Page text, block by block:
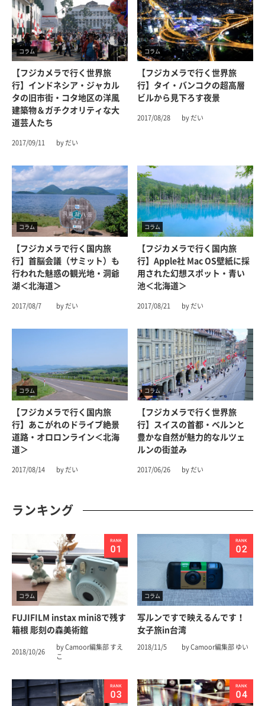
コラム
【フジカメラで行く世界旅
行】インドネシア・ジャカル
タの旧市街・コタ地区の洋風
建築物＆ガチクオリティな大
道芸人たち
2017/09/11 by だい
コラム
【フジカメラで行く世界旅
行】タイ・バンコクの超高層
ビルから見下ろす夜景
2017/08/28 by だい
コラム
【フジカメラで行く国内旅
行】首脳会議（サミット）も
行われた魅惑の観光地・洞爺
湖＜北海道＞
2017/08/7 by だい
コラム
【フジカメラで行く国内旅
行】Apple社 Mac OS壁紙に採
用された幻想スポット・青い
池＜北海道＞
2017/08/21 by だい
コラム
【フジカメラで行く国内旅
行】あこがれのドライブ絶景
道路・オロロンライン＜北海
道＞
2017/08/14 by だい
コラム
【フジカメラで行く世界旅
行】スイスの首都・ベルンと
豊かな自然が魅力的なルツェ
ルンの街並み
2017/06/26 by だい
ランキング
コラム
FUJIFILM instax mini8で残す
箱根 彫刻の森美術館
2018/10/26
by Camoor編集部 すえ
こ
コラム
写ルンですで映えるんです！
女子旅in台湾
2018/11/5 by Camoor編集部 ゆい